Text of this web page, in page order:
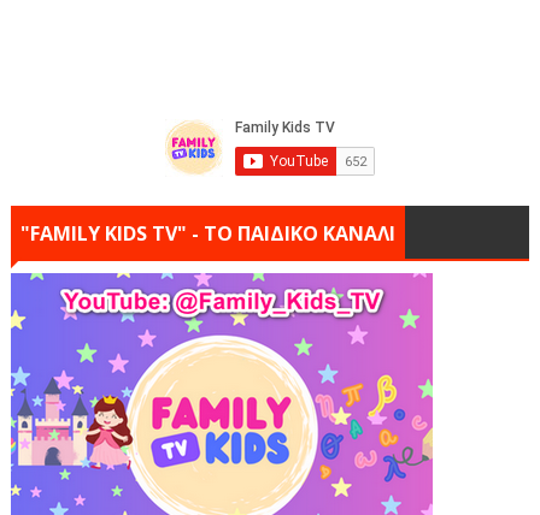
"FAMILY KIDS TV" - ΤΟ ΠΑΙΔΙΚΟ ΚΑΝΑΛΙ